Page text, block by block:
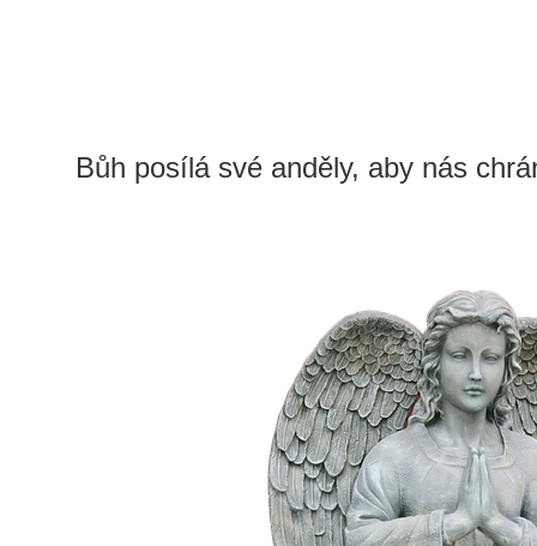
Bůh posílá své anděly, aby nás